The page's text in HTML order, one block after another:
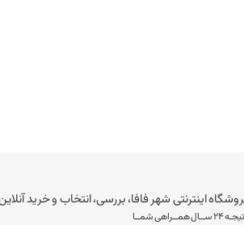
اینترنتی شهر فافا، بررسی، انتخاب و خرید
ســال همــراهی شمــا